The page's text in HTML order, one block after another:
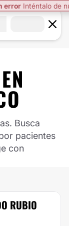
error Inténtalo de
EN
Busca
pacientes
con
RUBIO